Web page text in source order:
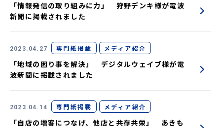
「情報発信の取り組みに力」 狩野デンキ様が電波
新聞に掲載されました
2023.04.27 専門紙掲載 メディア紹介
「地域の困り事を解決」 デジタルウェイブ様が電
波新聞に掲載されました
2023.04.14 専門紙掲載 メディア紹介
「自店の増客につなげ、他店と共存共栄」 あきも